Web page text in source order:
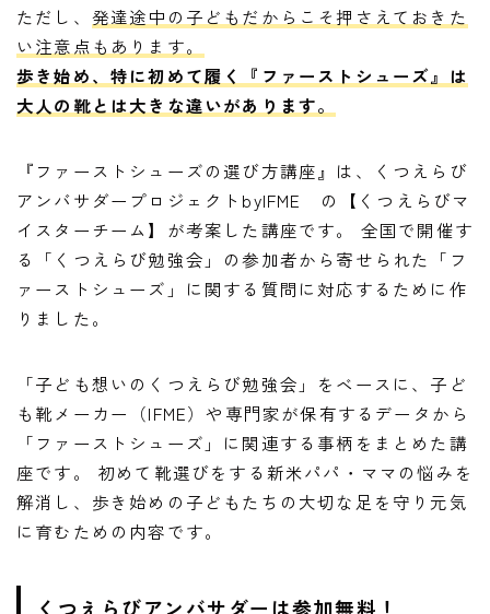
ただし、 発達途中の子どもだからこそ押さえておきた
い注意点もあります。
歩き始め、特に初めて履く『ファーストシューズ』は
大人の靴とは大きな違いがあります。
『ファーストシューズの選び方講座』は、くつえらび
アンバサダープロジェクトbyIFME の【くつえらびマ
イスターチーム】が考案した講座です。 全国で開催す
る「くつえらび勉強会」の参加者から寄せられた「フ
ァーストシューズ」に関する質問に対応するために作
りました。
「子ども想いのくつえらび勉強会」をベースに、子ど
も靴メーカー（IFME）や専門家が保有するデータから
「ファーストシューズ」に関連する事柄をまとめた講
座です。 初めて靴選びをする新米パパ・ママの悩みを
解消し、歩き始めの子どもたちの大切な足を守り元気
に育むための内容です。
くつえらびアンバサダーは参加無料！